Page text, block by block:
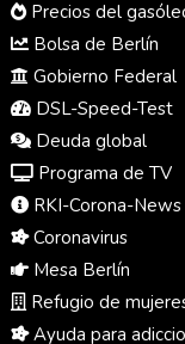
Precios del
Bolsa de Berlín
Gobierno Federal
DSL-Speed-Test
Deuda global
Programa de TV
RKI-Corona-News
Coronavirus
Mesa Berlín
Refugio de
Ayuda para